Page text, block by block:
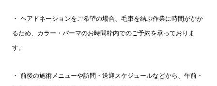
・ ヘアドネーションをご希望の場合、毛束を結ぶ作業に時間がかか
るため、カラー・パーマのお時間枠内でのご予約を承っておりま
す。
・ 前後の施術メニューや訪問・送迎スケジュールなどから、午前・